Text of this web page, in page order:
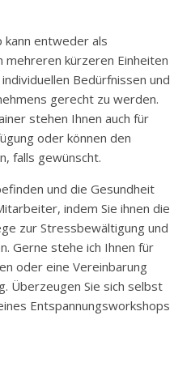
kann entweder als
mehreren kürzeren Einheiten
Bedürfnissen und
gerecht zu werden.
stehen Ihnen auch für
oder können den
falls gewünscht.
und die Gesundheit
indem Sie ihnen die
zur Stressbewältigung und
Gerne stehe ich Ihnen für
oder eine Vereinbarung
Überzeugen Sie sich selbst
Entspannungsworkshops